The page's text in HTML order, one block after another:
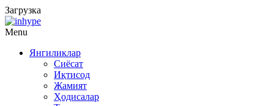
Загрузка
Menu
Янгиликлар
Сиёсат
Иқтисод
Жамият
Ҳодисалар